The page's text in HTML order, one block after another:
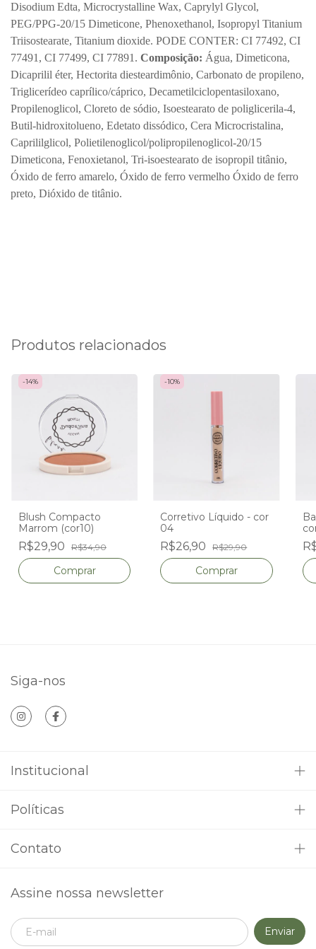
Disodium Edta, Microcrystalline Wax, Caprylyl Glycol,
PEG/PPG-20/15 Dimeticone, Phenoxethanol, Isopropyl Titanium
Triisostearate, Titanium dioxide. PODE CONTER: CI 77492, CI
77491, CI 77499, CI 77891. Composição: Água, Dimeticona,
Dicaprilil éter, Hectorita diesteardimônio, Carbonato de propileno,
Triglicerídeo caprílico/cáprico, Decametilciclopentasiloxano,
Propilenoglicol, Cloreto de sódio, Isoestearato de poliglicerila-4,
Butil-hidroxitolueno, Edetato dissódico, Cera Microcristalina,
Caprililglicol, Polietilenoglicol/polipropilenoglicol-20/15
Dimeticona, Fenoxietanol, Tri-isoestearato de isopropil titânio,
Óxido de ferro amarelo, Óxido de ferro vermelho Óxido de ferro
preto, Dióxido de titânio.
Produtos relacionados
-14%
Blush Compacto
Marrom (cor10)
R$29,90 R$34,90
-10%
Corretivo Líquido - cor
04
R$26,90 R$29,90
Siga-nos
Institucional
Políticas
Contato
Assine nossa newsletter